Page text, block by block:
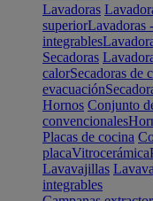
Lavadoras
superiorLavadoras
integrables
Secadoras
calorSecadoras de
evacuación
Hornos Conjunto
convencionales
Placas de cocina
placaVitrocerámica
Lavavajillas
integrables